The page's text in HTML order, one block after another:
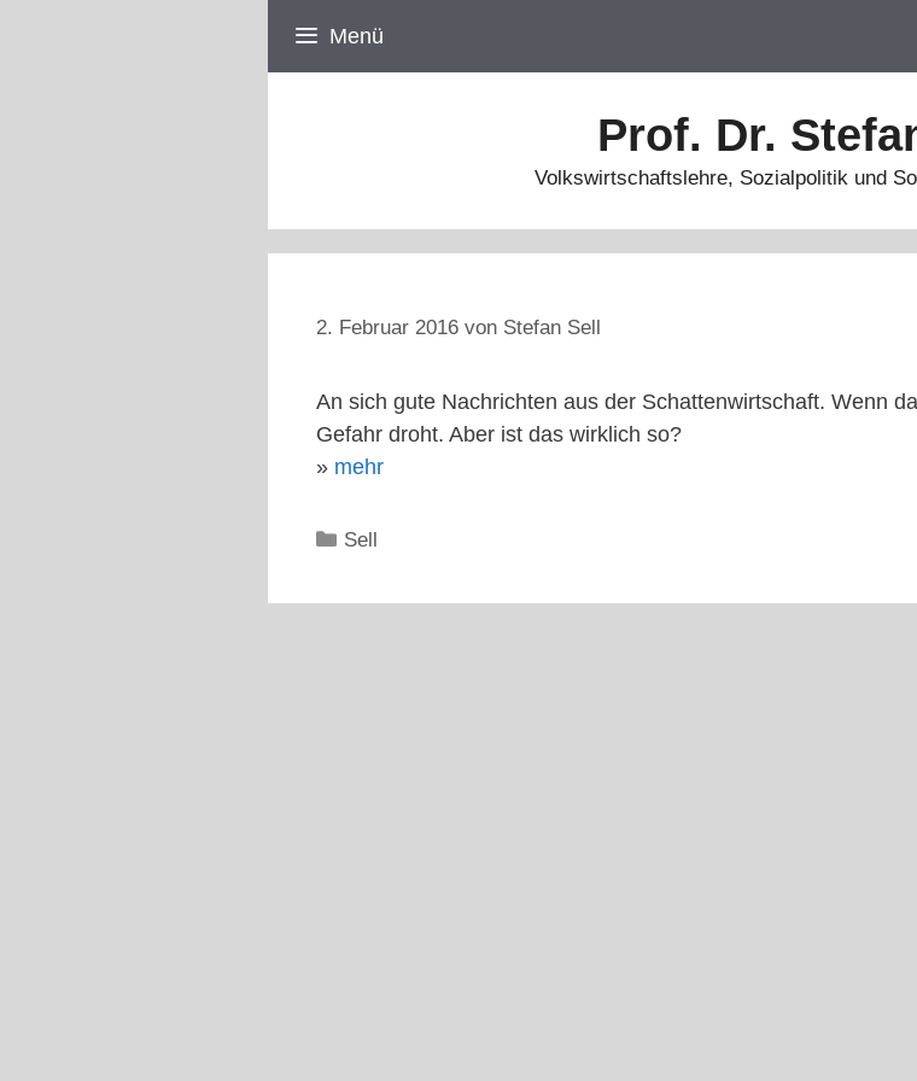
Menü
Prof. Dr.
Volkswirtschaftslehre, Sozialpolitik und
2. Februar 2016 von Stefan Sell
An sich gute Nachrichten aus der Schattenwirtschaft. Wenn
Gefahr droht. Aber ist das wirklich so?
» mehr
Kategorien
Sell